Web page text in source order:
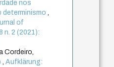
nos
determinismo,
of
n. 2 (2021):
Cordeiro,
,Aufklärung: